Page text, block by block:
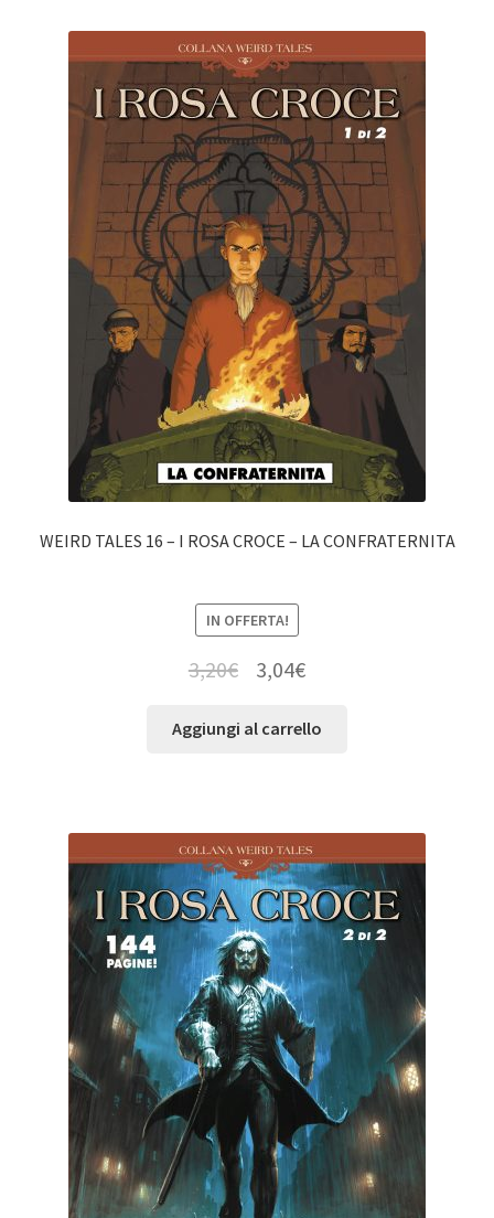
WEIRD TALES 16 – I ROSA CROCE – LA CONFRATERNITA
IN OFFERTA!
3,20€ 3,04€
Aggiungi al carrello